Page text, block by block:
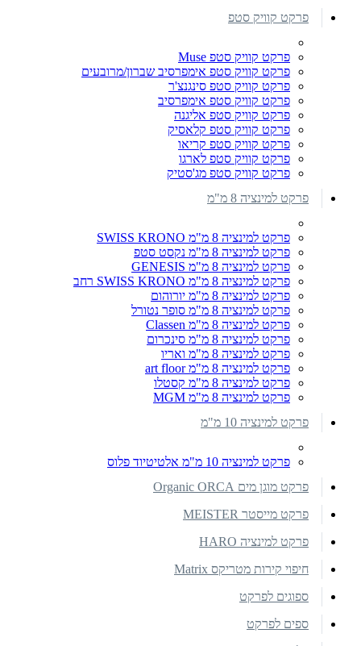
פרקט קוויק סטפ
פרקט קוויק סטפ Muse
פרקט קוויק סטפ אימפרסיב שברון/מרובעים
פרקט קוויק סטפ סינגנצ'ר
פרקט קוויק סטפ אימפרסיב
פרקט קוויק סטפ אליגנה
פרקט קוויק סטפ קלאסיק
פרקט קוויק סטפ קריאו
פרקט קוויק סטפ לארגו
פרקט קוויק סטפ מג'סטיק
פרקט למינציה 8 מ"מ
פרקט למינציה 8 מ"מ SWISS KRONO
פרקט למינציה 8 מ"מ נקסט סטפ
פרקט למינציה 8 מ"מ GENESIS
פרקט למינציה 8 מ"מ SWISS KRONO רחב
פרקט למינציה 8 מ"מ יורוהום
פרקט למינציה 8 מ"מ סופר נטורל
פרקט למינציה 8 מ"מ Classen
פרקט למינציה 8 מ"מ סינכרום
פרקט למינציה 8 מ"מ ואריו
פרקט למינציה 8 מ"מ art floor
פרקט למינציה 8 מ"מ קסטלו
פרקט למינציה 8 מ"מ MGM
פרקט למינציה 10 מ"מ
פרקט למינציה 10 מ"מ אלטיטיוד פלוס
פרקט מוגן מים Organic ORCA
פרקט מייסטר MEISTER
פרקט למינציה HARO
חיפוי קירות מטריקס Matrix
ספוגים לפרקט
ספים לפרקט